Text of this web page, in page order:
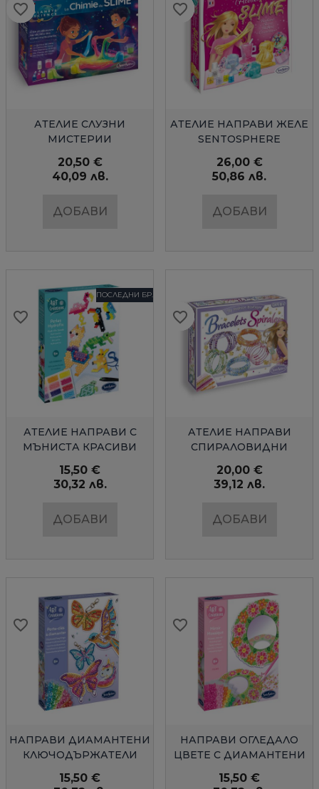
БЪРЗ ПРЕГЛЕД
АТЕЛИЕ СЛУЗНИ
МИСТЕРИИ
20,50 €
40,09 лв.
ДОБАВИ
favorite_border
favorite_border
favorite_border
favorite_border
favorite_border
БЪРЗ ПРЕГЛЕД
АТЕЛИЕ НАПРАВИ ЖЕЛЕ
SENTOSPHERE
26,00 €
50,86 лв.
ДОБАВИ
favorite_border
favorite_border
favorite_border
favorite_border
favorite_border
БЪРЗ ПРЕГЛЕД
ПОСЛЕДНИ БР.
АТЕЛИЕ НАПРАВИ С
МЪНИСТА КРАСИВИ
15,50 €
30,32 лв.
ДОБАВИ
favorite_border
favorite_border
favorite_border
favorite_border
favorite_border
БЪРЗ ПРЕГЛЕД
АТЕЛИЕ НАПРАВИ
СПИРАЛОВИДНИ
20,00 €
39,12 лв.
ДОБАВИ
favorite_border
favorite_border
favorite_border
favorite_border
favorite_border
БЪРЗ ПРЕГЛЕД
НАПРАВИ ДИАМАНТЕНИ
КЛЮЧОДЪРЖАТЕЛИ
15,50 €
favorite_border
favorite_border
favorite_border
favorite_border
favorite_border
БЪРЗ ПРЕГЛЕД
НАПРАВИ ОГЛЕДАЛО
ЦВЕТЕ С ДИАМАНТЕНИ
15,50 €
favorite_border
favorite_border
favorite_border
favorite_border
favorite_border